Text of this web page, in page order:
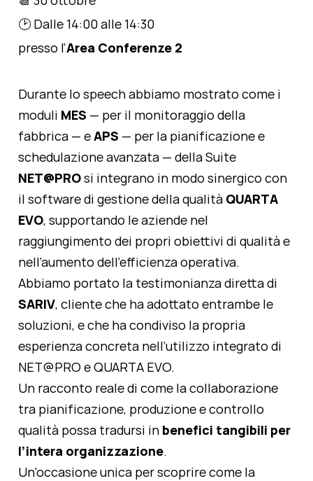
🕑 Dalle 14:00 alle 14:30
presso l'Area Conferenze 2
Durante lo speech abbiamo mostrato come i
moduli MES — per il monitoraggio della
fabbrica — eAPS — per la pianificazione e
schedulazione avanzata — della Suite
NET@PROsi integrano in modo sinergico con
il software di gestione della qualità QUARTA
EVO, supportando le aziende nel
raggiungimento dei propri obiettivi di qualità e
nell’aumento dell’efficienza operativa.
Abbiamo portato la testimonianza diretta di
SARIV, cliente che ha adottato entrambe le
soluzioni, e che ha condiviso la propria
esperienza concreta nell’utilizzo integrato di
NET@PRO e QUARTA EVO.
Un racconto reale di come la collaborazione
tra pianificazione, produzione e controllo
qualità possa tradursi in benefici tangibili per
l’intera organizzazione.
Un’occasione unica per scoprire come la